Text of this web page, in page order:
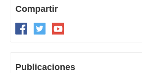
Compartir
Publicaciones